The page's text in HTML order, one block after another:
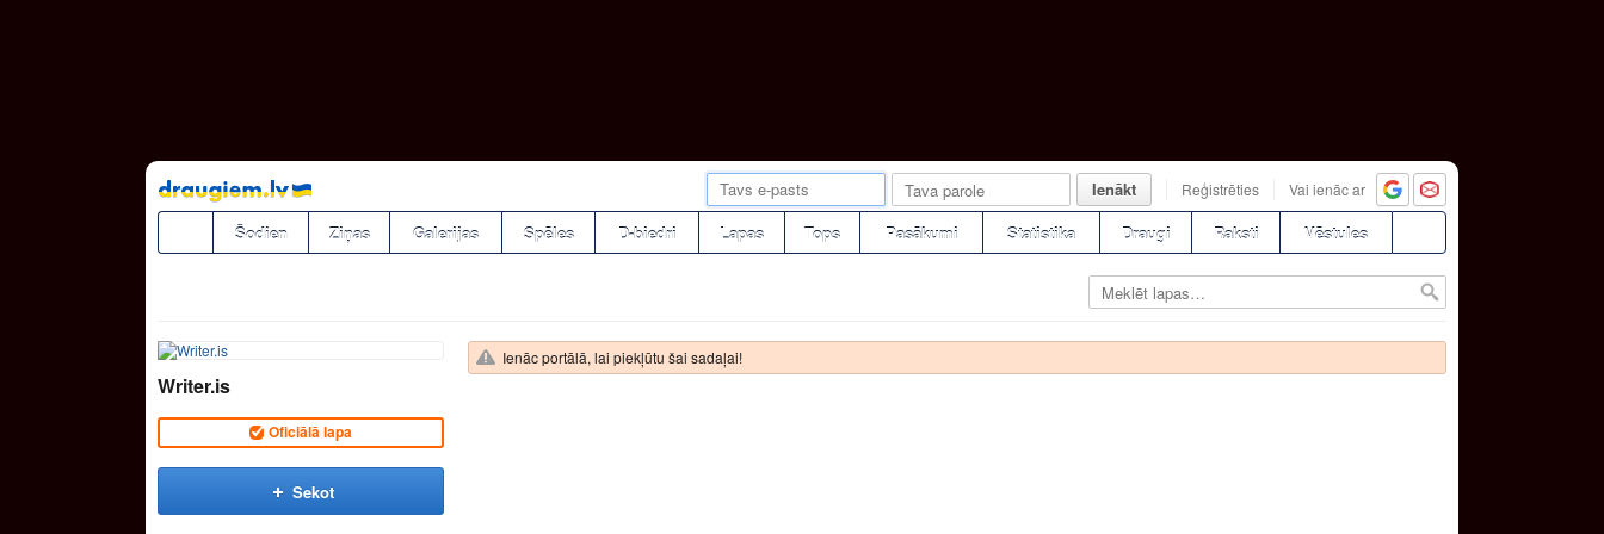
Pāriet
uz
saturu
Ienākt Reģistrēties Vai ienāc ar
Šodien Ziņas Galerijas Spēles D-biedri Lapas Tops Pasākumi Statistika Draugi Raksti Vēstules
Writer.is
Oficiālā lapa
Sekot
Ienāc portālā, lai piekļūtu šai sadaļai!